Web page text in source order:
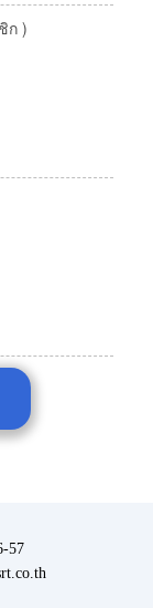
ก )
57